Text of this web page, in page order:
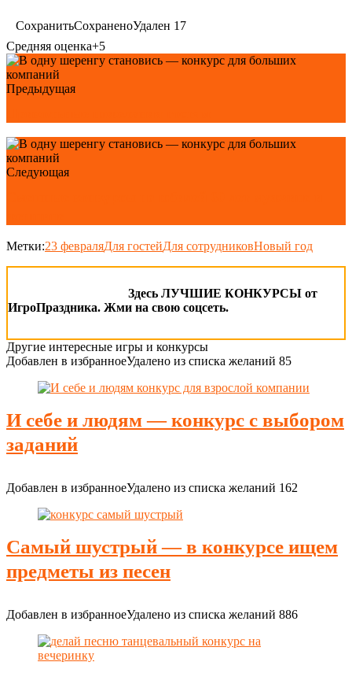
СохранитьСохраненоУдален 17
Средняя оценка+5
Предыдущая
Следующая
Метки:23 февраляДля гостейДля сотрудниковНовый год
Здесь ЛУЧШИЕ КОНКУРСЫ от
ИгроПраздника. Жми на свою соцсеть.
Другие интересные игры и конкурсы
Добавлен в избранноеУдалено из списка желаний 85
И себе и людям — конкурс с выбором
заданий
Добавлен в избранноеУдалено из списка желаний 162
Самый шустрый — в конкурсе ищем
предметы из песен
Добавлен в избранноеУдалено из списка желаний 886